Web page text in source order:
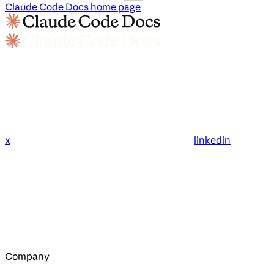
Claude Code Docs home page
x linkedin
Company